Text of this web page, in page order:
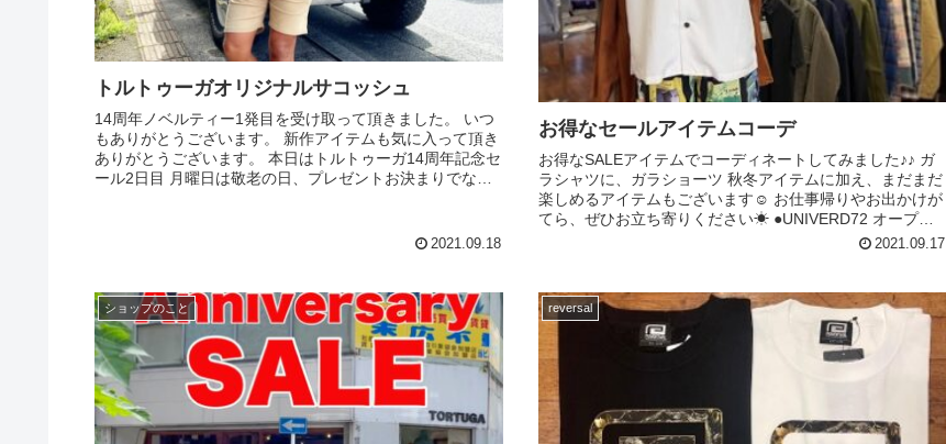
トルトゥーガオリジナルサコッシュ
14周年ノベルティー1発目を受け取って頂きました。 いつ
もありがとうございます。 新作アイテムも気に入って頂き
ありがとうございます。 本日はトルトゥーガ14周年記念セ
ール2日目 月曜日は敬老の日、プレゼントお決まりでない
2021.09.18
お得なセールアイテムコーデ
お得なSALEアイテムでコーディネートしてみました♪♪ ガ
ラシャツに、ガラショーツ 秋冬アイテムに加え、まだまだ
楽しめるアイテムもございます☺︎︎︎︎ お仕事帰りやお出かけが
てら、ぜひお立ち寄りください☀︎ ●UNIVERD72 オープン
2021.09.17
ショップのこと reversal